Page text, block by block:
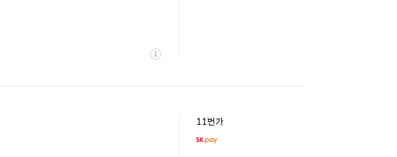
상
11번가